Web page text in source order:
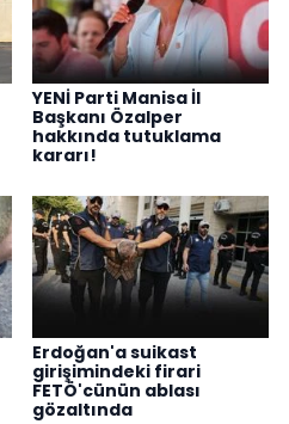
YENİ Parti Manisa İl
Başkanı Özalper
hakkında tutuklama
kararı!
Erdoğan'a suikast
girişimindeki firari
FETÖ'cünün ablası
gözaltında